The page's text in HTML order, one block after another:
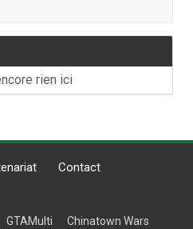
rien ici
Contact
GTAMulti Chinatown Wars